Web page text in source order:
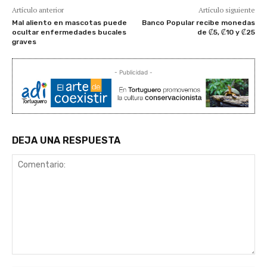
Artículo anterior
Mal aliento en mascotas puede
ocultar enfermedades bucales
graves
Artículo siguiente
Banco Popular recibe monedas
de ₡5, ₡10 y ₡25
- Publicidad -
DEJA UNA RESPUESTA